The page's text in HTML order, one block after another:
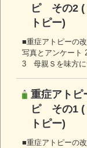
ピ その2
トピー)
■重症アトピーの
写真とアンケート
3 母親Ｓを味方
重症アトピ
ピ その1
トピー)
■重症アトピーの